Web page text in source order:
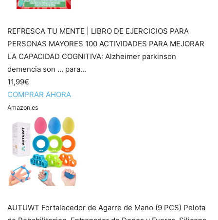
REFRESCA TU MENTE | LIBRO DE EJERCICIOS PARA
PERSONAS MAYORES 100 ACTIVIDADES PARA MEJORAR
LA CAPACIDAD COGNITIVA: Alzheimer parkinson
demencia son ... para...
11,99€
COMPRAR AHORA
Amazon.es
AUTUWT Fortalecedor de Agarre de Mano (9 PCS) Pelota